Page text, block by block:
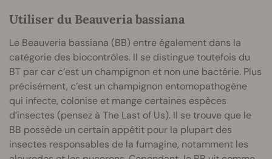
Utiliser du Beauveria bassiana
Le Beauveria bassiana (BB) entre également dans la
catégorie des biocontrôles. Il se distingue toutefois du
BT par car c’est un champignon et non une bactérie. Plus
précisément, c’est un champignon entomopathogène
qui infecte, colonise et mange certaines espèces
d’insectes (pensez à The Last of Us). Il se trouve que le
BB possède un certain appétit pour la plupart des
insectes responsables de la fumagine, notamment les